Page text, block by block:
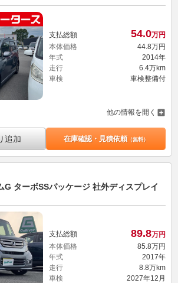
支払総額 54.0万円
本体価格
44.8万円
年式
2014年
走行
6.4万km
車検
車検整備付
他の情報を開く
追加 在庫確認・見積依頼（無料）
G ターボSSパッケージ 社外ディスプレイ
支払総額 89.8万円
本体価格
85. 8万円
年式
2017年
走行
8.8万km
車検
2027年12月